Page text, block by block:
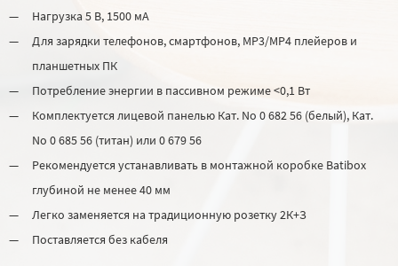
Нагрузка 5 В, 1500 мА
Для зарядки телефонов, смартфонов, МР3/МР4 плейеров и
планшетных ПК
Потребление энергии в пассивном режиме <0,1 Вт
Комплектуется лицевой панелью Кат. No 0 682 56 (белый), Кат.
No 0 685 56 (титан) или 0 679 56
Рекомендуется устанавливать в монтажной коробке Batibox
глубиной не менее 40 мм
Легко заменяется на традиционную розетку 2К+З
Поставляется без кабеля